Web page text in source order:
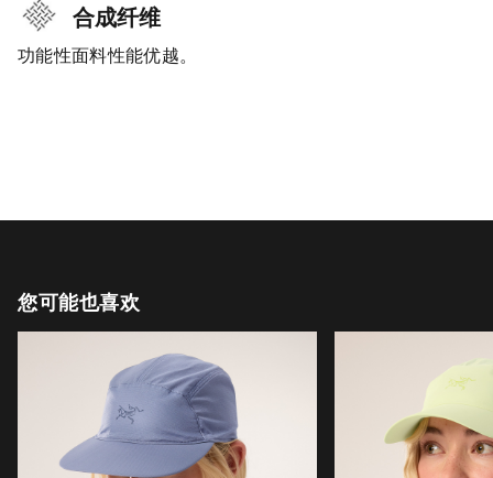
合成纤维
功能性面料性能优越。
您可能也喜欢